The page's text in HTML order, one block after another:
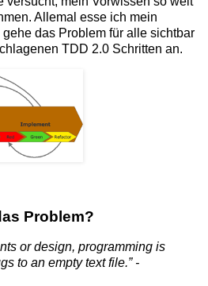
Allemal esse ich mein
das Problem für alle sichtbar
TDD 2.0 Schritten an.
Problem?
or design, programming is
to an empty text file.” -